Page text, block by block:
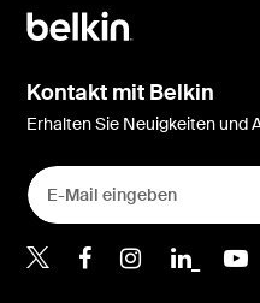
Kontakt mit Belkin
Erhalten Sie Neuigkeiten und
Belkin Twitter
BelkinBelkin